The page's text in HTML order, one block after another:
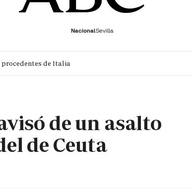
NacionalSevilla
DEPORTESSOCIEDADCULTURA
de Italia
de un asalto
de Ceuta